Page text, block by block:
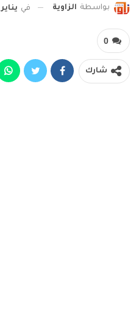
بواسطة الزاوية في يناير 29, 2026
0
شارك